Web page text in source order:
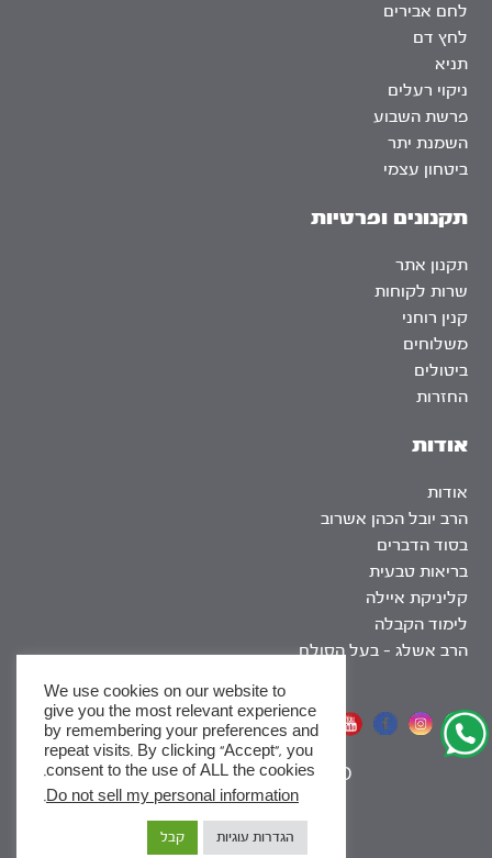
אודות
אודות
הרב יובל הכהן אשרוב
בסוד הדברים
בריאות טבעית
קליניקת איילה
לימוד הקבלה
הרב אשלג – בעל הסולם
לחם אבירים
לחץ דם
תניא
ניקוי רעלים
פרשת השבוע
השמנת יתר
ביטחון עצמי
תקנונים ופרטיות
תקנון אתר
שרות לקוחות
קנין רוחני
משלוחים
ביטולים
החזרות
אתר שומר שבת
SEO
|
We use cookies on our website to
give you the most relevant experience
by remembering your preferences and
repeat visits. By clicking “Accept”, you
consent to the use of ALL the cookies.
Do not sell my personal information
.
הגדרות עוגיות קבל
x